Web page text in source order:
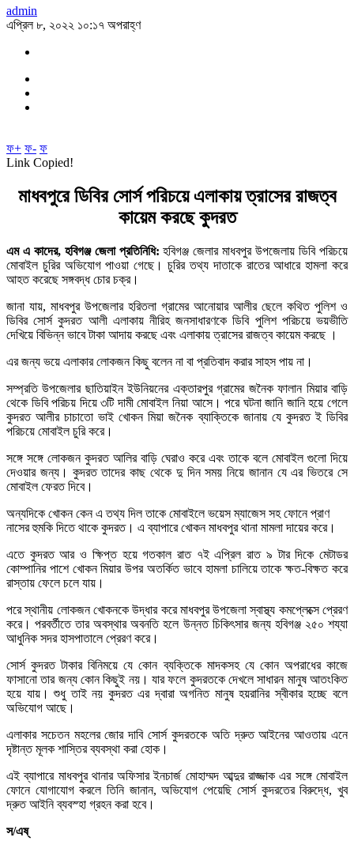
admin
এপ্রিল ৮, ২০২২ ১০:১৭ অপরাহ্ণ
ফ+ ফ- ফ
Link Copied!
মাধবপুরে ডিবির সোর্স পরিচয়ে এলাকায় ত্রাসের রাজত্ব
কায়েম করছে কুদরত
এম এ কাদের, হবিগঞ্জ জেলা প্রতিনিধি: হবিগঞ্জ জেলার মাধবপুর উপজেলায় ডিবি পরিচয়ে
মোবাইল চুরির অভিযোগ পাওয়া গেছে। চুরির তথ্য দাতাকে রাতের আধারে হামলা করে
আহত করেছে সঙ্গবদ্ধ চোর চক্র।
জানা যায়, মাধবপুর উপজেলার হরিতলা গ্রামের আনোয়ার আলীর ছেলে কথিত পুলিশ ও
ডিবির সোর্স কুদরত আলী এলাকায় নীরিহ জনসাধারণকে ডিবি পুলিশ পরিচয়ে ভয়ভীতি
দেখিয়ে বিভিন্ন ভাবে টাকা আদায় করছে এবং এলাকায় ত্রাসের রাজত্ব কায়েম করছে ।
এর জন্য ভয়ে এলাকার লোকজন কিছু বলেন না বা প্রতিবাদ করার সাহস পায় না।
সম্প্রতি উপজেলার ছাতিয়াইন ইউনিয়নের এক্তারপুর গ্রামের জনৈক ফালান মিয়ার বাড়ি
থেকে ডিবি পরিচয় দিয়ে ৩টি দামী মোবাইল নিয়া আসে। পরে ঘটনা জানি জানি হয়ে গেলে
কুদরত আলীর চাচাতো ভাই খোকন মিয়া জনৈক ব্যাক্তিকে জানায় যে কুদরত ই ডিবির
পরিচয়ে মোবাইল চুরি করে।
সঙ্গে সঙ্গে লোকজন কুদরত আলির বাড়ি ঘেরাও করে এবং তাকে বলে মোবাইল গুলো দিয়ে
দেওয়ার জন্য। কুদরত তাদের কাছ থেকে দু দিন সময় নিয়ে জানান যে এর ভিতরে সে
মোবাইল ফেরত দিবে।
অন্যদিকে খোকন কেন এ তথ্য দিল তাকে মোবাইলে ভয়েস ম্যাজেস সহ ফোনে প্রাণ
নাসের হুমকি দিতে থাকে কুদরত। এ ব্যাপারে খোকন মাধবপুর থানা মামলা দায়ের করে।
এতে কুদরত আর ও ক্ষিপ্ত হয়ে গতকাল রাত ৭ই এপ্রিল রাত ৯ টার দিকে মেটাডর
কোম্পানির পাশে খোকন মিয়ার উপর অতর্কিত ভাবে হামলা চালিয়ে তাকে ক্ষত-বিক্ষত করে
রাস্তায় ফেলে চলে যায়।
পরে স্থানীয় লোকজন খোকনকে উদ্ধার করে মাধবপুর উপজেলা স্বাস্থ্য কমপ্লেক্সে প্রেরণ
করে। পরবর্তীতে তার অবস্থার অবনতি হলে উন্নত চিকিৎসার জন্য হবিগঞ্জ ২৫০ শয্যা
আধুনিক সদর হাসপাতালে প্রেরণ করে।
সোর্স কুদরত টাকার বিনিময়ে যে কোন ব্যক্তিকে মাদকসহ যে কোন অপরাধের কাজে
ফাসানো তার জন্য কোন কিছুই নয়। যার ফলে কুদরতকে দেখলে সাধারন মানুষ আতংকিত
হয়ে যায়। শুধু তাই নয় কুদরত এর দ্বারা অগনিত মানুষ হয়রানির স্বীকার হচ্ছে বলে
অভিযোগ আছে।
এলাকার সচেতন মহলের জোর দাবি সোর্স কুদরতকে অতি দ্রুত আইনের আওতায় এনে
দৃষ্টান্ত মূলক শাস্তির ব্যবস্থা করা হোক।
এই ব্যাপারে মাধবপুর থানার অফিসার ইনচার্জ মোহাম্মদ আব্দুর রাজ্জাক এর সঙ্গে মোবাইল
ফোনে যোগাযোগ করলে তিনি জানান, অভিযোগ পেয়েছি সোর্স কুদরতের বিরুদ্ধে, খুব
দ্রুত আইনি ব্যবস্হা গ্রহন করা হবে।
স/এষ্